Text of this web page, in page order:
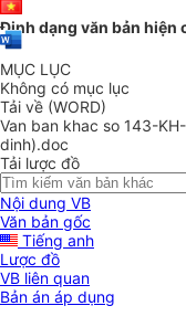
Định dạng văn bản hiện
MỤC LỤC
Không có mục lục
Tải về (WORD)
Van ban khac so 143-
dinh).doc
Tải lược đồ
Nội dung VB
Văn bản gốc
Tiếng anh
Lược đồ
VB liên quan
Bản án áp dụng